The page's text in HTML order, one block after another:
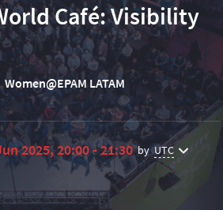
Café: Visibility
Women@EPAM LATAM
2025, 20:00 - 21:30 by UTC